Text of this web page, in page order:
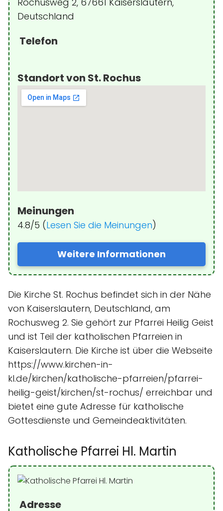
Deutschland
Telefon
Standort von St. Rochus
Meinungen
4.8/5 (Lesen Sie die Meinungen)
Weitere Informationen
Die Kirche St. Rochus befindet sich in der Nähe
von Kaiserslautern, Deutschland, am
Rochusweg 2. Sie gehört zur Pfarrei Heilig Geist
und ist Teil der katholischen Pfarreien in
Kaiserslautern. Die Kirche ist über die Webseite
https://www.kirchen-in-
kl.de/kirchen/katholische-pfarreien/pfarrei-
heilig-geist/kirchen/st-rochus/ erreichbar und
bietet eine gute Adresse für katholische
Gottesdienste und Gemeindeaktivitäten.
Katholische Pfarrei Hl. Martin
Adresse